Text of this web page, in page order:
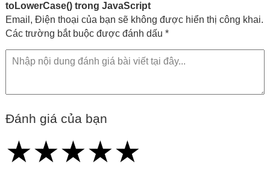
toLowerCase() trong JavaScript
Email, Điện thoại của bạn sẽ không được hiển thị công khai.
Các trường bắt buộc được đánh dấu *
Đánh giá của bạn
★
★★
★★★
★★★★
★★★★★